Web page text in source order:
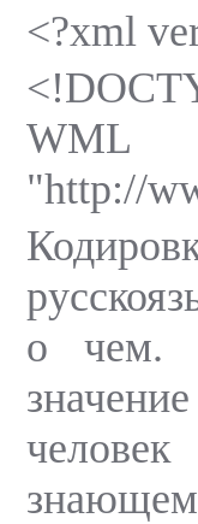
<?xml
"http://
о чем.